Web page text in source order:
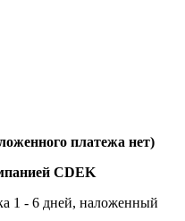
платежа нет)
CDEK
1 - 6 дней, наложенный